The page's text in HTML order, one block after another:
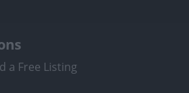
a Free Listing